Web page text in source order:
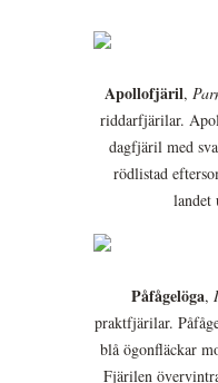
Apollofjäril,
riddarfjärilar.
dagfjäril med
rödlistad
landet
Påfågelöga,
praktfjärilar.
blå ögonfläckar
Fjärilen